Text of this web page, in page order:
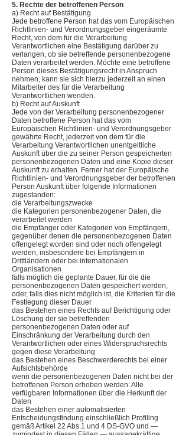
5. Rechte der betroffenen Person
a) Recht auf Bestätigung
Jede betroffene Person hat das vom Europäischen
Richtlinien- und Verordnungsgeber eingeräumte
Recht, von dem für die Verarbeitung
Verantwortlichen eine Bestätigung darüber zu
verlangen, ob sie betreffende personenbezogene
Daten verarbeitet werden. Möchte eine betroffene
Person dieses Bestätigungsrecht in Anspruch
nehmen, kann sie sich hierzu jederzeit an einen
Mitarbeiter des für die Verarbeitung
Verantwortlichen wenden.
b) Recht auf Auskunft
Jede von der Verarbeitung personenbezogener
Daten betroffene Person hat das vom
Europäischen Richtlinien- und Verordnungsgeber
gewährte Recht, jederzeit von dem für die
Verarbeitung Verantwortlichen unentgeltliche
Auskunft über die zu seiner Person gespeicherten
personenbezogenen Daten und eine Kopie dieser
Auskunft zu erhalten. Ferner hat der Europäische
Richtlinien- und Verordnungsgeber der betroffenen
Person Auskunft über folgende Informationen
zugestanden:
die Verarbeitungszwecke
die Kategorien personenbezogener Daten, die
verarbeitet werden
die Empfänger oder Kategorien von Empfängern,
gegenüber denen die personenbezogenen Daten
offengelegt worden sind oder noch offengelegt
werden, insbesondere bei Empfängern in
Drittländern oder bei internationalen
Organisationen
falls möglich die geplante Dauer, für die die
personenbezogenen Daten gespeichert werden,
oder, falls dies nicht möglich ist, die Kriterien für die
Festlegung dieser Dauer
das Bestehen eines Rechts auf Berichtigung oder
Löschung der sie betreffenden
personenbezogenen Daten oder auf
Einschränkung der Verarbeitung durch den
Verantwortlichen oder eines Widerspruchsrechts
gegen diese Verarbeitung
das Bestehen eines Beschwerderechts bei einer
Aufsichtsbehörde
wenn die personenbezogenen Daten nicht bei der
betroffenen Person erhoben werden: Alle
verfügbaren Informationen über die Herkunft der
Daten
das Bestehen einer automatisierten
Entscheidungsfindung einschließlich Profiling
gemäß Artikel 22 Abs.1 und 4 DS-GVO und —